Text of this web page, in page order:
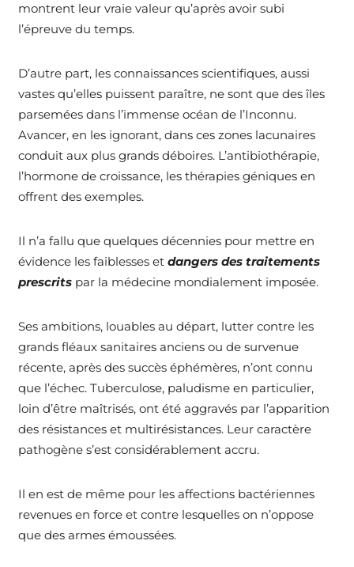
montrent leur vraie valeur qu’après avoir subi
l’épreuve du temps.
D’autre part, les connaissances scientifiques, aussi
vastes qu’elles puissent paraître, ne sont que des îles
parsemées dans l’immense océan de l’Inconnu.
Avancer, en les ignorant, dans ces zones lacunaires
conduit aux plus grands déboires. L’antibiothérapie,
l’hormone de croissance, les thérapies géniques en
offrent des exemples.
Il n’a fallu que quelques décennies pour mettre en
évidence les faiblesses etdangers des traitements
prescrits par la médecine mondialement imposée.
Ses ambitions, louables au départ, lutter contre les
grands fléaux sanitaires anciens ou de survenue
récente, après des succès éphémères, n’ont connu
que l’échec. Tuberculose, paludisme en particulier,
loin d’être maîtrisés, ont été aggravés par l’apparition
des résistances et multirésistances. Leur caractère
pathogène s’est considérablement accru.
Il en est de même pour les affections bactériennes
revenues en force et contre lesquelles on n’oppose
que des armes émoussées.